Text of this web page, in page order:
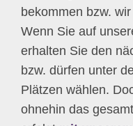
bekommen bzw.
Wenn Sie auf
erhalten Sie den
bzw. dürfen unter
Plätzen wählen.
ohnehin das